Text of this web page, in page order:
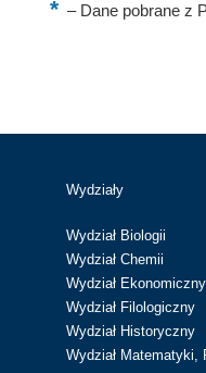
–Dane pobrane z
Wydziały
Wydział Biologii
Wydział Chemii
Wydział Ekonomiczny
Wydział Filologiczny
Wydział Historyczny
Wydział